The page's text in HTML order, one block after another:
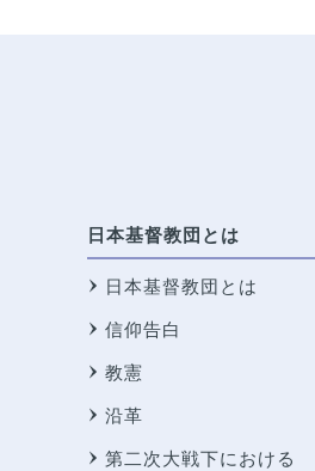
日本基督教団とは
日本基督教団とは
信仰告白
教憲
沿革
第二次大戦下における